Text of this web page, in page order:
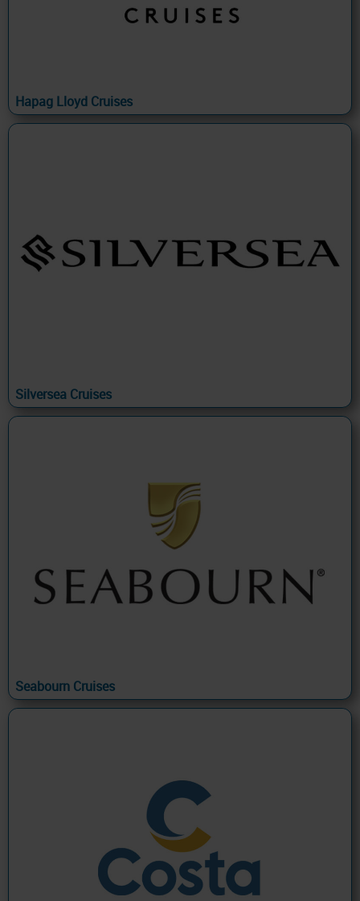
Hapag Lloyd Cruises
Silversea Cruises
Seabourn Cruises